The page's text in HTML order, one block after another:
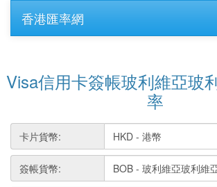
香港匯率網
Visa信用卡簽帳玻利維亞玻
率
卡片貨幣:
簽帳貨幣: